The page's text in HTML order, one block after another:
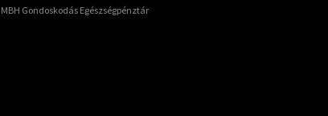
MBH Gondoskodás Egészségpénztár